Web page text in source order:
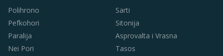
Polihrono
Pefkohori
Paralija
Nei Pori
Sarti
Sitonija
Asprovalta i Vrasna
Tasos